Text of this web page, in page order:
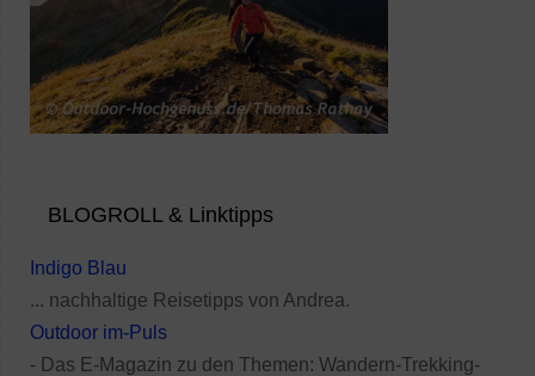
BLOGROLL & Linktipps
Indigo Blau
... nachhaltige Reisetipps von Andrea.
Outdoor im-Puls
- Das E-Magazin zu den Themen: Wandern-Trekking-